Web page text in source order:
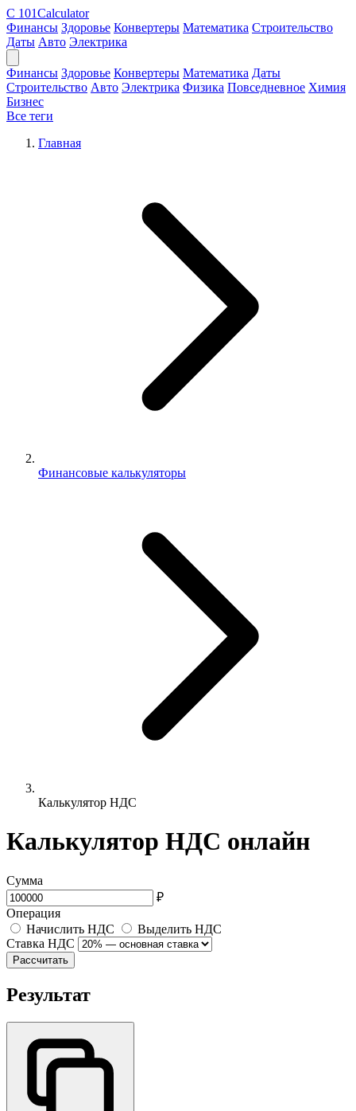
C 101Calculator
Финансы Здоровье Конвертеры Математика Строительство
Даты Авто Электрика
Финансы Здоровье Конвертеры Математика Даты
Строительство Авто Электрика Физика Повседневное Химия
Бизнес
Все теги
Главная
Финансовые калькуляторы
Калькулятор НДС
Калькулятор НДС онлайн
Сумма
₽
Операция
Начислить НДС
Выделить НДС
Ставка НДС
Рассчитать
Результат